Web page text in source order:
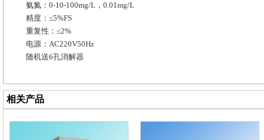
氨氮：0-10-100mg/L，0.01mg/L
精度：≤5%FS
重复性：≤2%
电源：AC220V50Hz
随机送6孔消解器
相关产品